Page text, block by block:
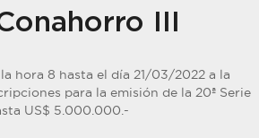
III
hora 8 hasta el día 21/03/2022 a la
para la emisión de la 20ª Serie
US$ 5.000.000.-